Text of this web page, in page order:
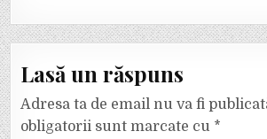
Lasă un răspuns
Adresa ta de email nu va fi
obligatorii sunt marcate cu *